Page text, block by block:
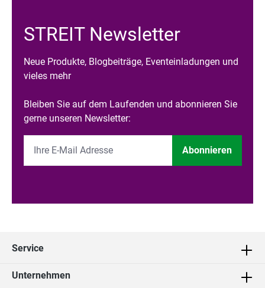
STREIT Newsletter
Neue Produkte, Blogbeiträge, Eventeinladungen und
vieles mehr
Bleiben Sie auf dem Laufenden und abonnieren Sie
gerne unseren Newsletter:
Abonnieren
Service
Unternehmen